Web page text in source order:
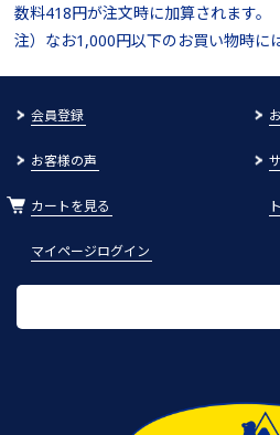
数料418円が注文時に加算されます。
注）なお1,000円以下のお買い物時に
会員登録
お客様の声
カートを見る
マイページログイン